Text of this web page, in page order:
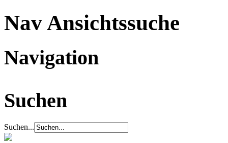
Nav Ansichtssuche
Navigation
Suchen
Suchen...